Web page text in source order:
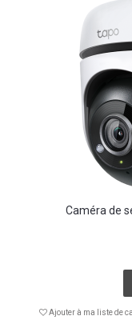
Caméra de
Ajouter à ma liste de